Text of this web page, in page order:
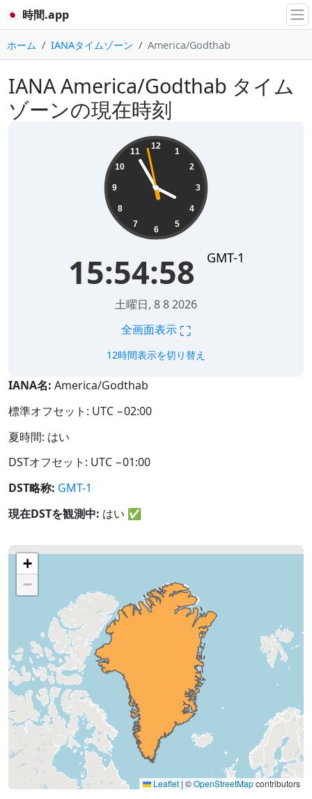
🇯🇵 時間.app
ホーム IANAタイムゾーン America/Godthab
IANA America/Godthab タイム
ゾーンの現在時刻
12
1
2
3
4
5
6
7
8
9
10
11
15:54:58 GMT-1
土曜日, 8 8 2026
全画面表示 ⛶
12時間表示を切り替え
IANA名: America/Godthab
標準オフセット: UTC −02:00
夏時間: はい
DSTオフセット: UTC −01:00
DST略称: GMT-1
現在DSTを観測中: はい ✅
+
−
Leaflet | ©OpenStreetMapcontributors